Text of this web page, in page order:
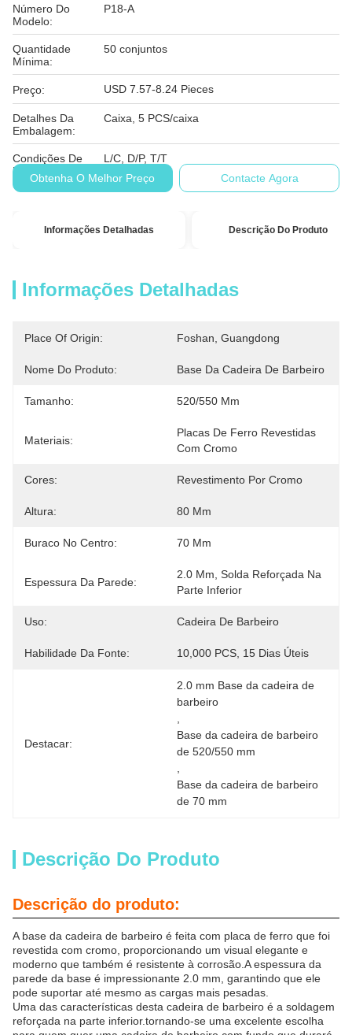
Número Do
Modelo:
P18-A
Quantidade
Mínima:
50 conjuntos
Preço: USD 7.57-8.24 Pieces
Detalhes Da
Embalagem:
Caixa, 5 PCS/caixa
Condições De
Pagamento:
L/C, D/P, T/T
Obtenha O Melhor Preço
Contacte Agora
Informações Detalhadas Descrição Do Produto
Informações Detalhadas
Place Of Origin: Foshan, Guangdong
Nome Do Produto: Base Da Cadeira De Barbeiro
Tamanho: 520/550 Mm
Materiais:
Placas De Ferro Revestidas
Com Cromo
Cores: Revestimento Por Cromo
Altura: 80 Mm
Buraco No Centro: 70 Mm
Espessura Da Parede:
2.0 Mm, Solda Reforçada Na
Parte Inferior
Uso: Cadeira De Barbeiro
Habilidade Da Fonte: 10,000 PCS, 15 Dias Úteis
Destacar:
2.0 mm Base da cadeira de
barbeiro
Base da cadeira de barbeiro
de 520/550 mm
Base da cadeira de barbeiro
de 70 mm
Descrição Do Produto
Descrição do produto:
A base da cadeira de barbeiro é feita com placa de ferro que foi
revestida com cromo, proporcionando um visual elegante e
moderno que também é resistente à corrosão.A espessura da
parede da base é impressionante 2.0 mm, garantindo que ele
pode suportar até mesmo as cargas mais pesadas.
Uma das características desta cadeira de barbeiro é a soldagem
reforçada na parte inferior.tornando-se uma excelente escolha